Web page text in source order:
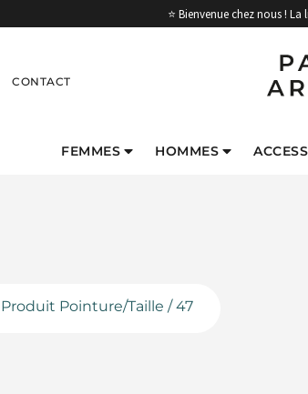
⭐ Bienvenue chez nous !
CONTACT
FEMMES HOMMES
Pointure/Taille / 47